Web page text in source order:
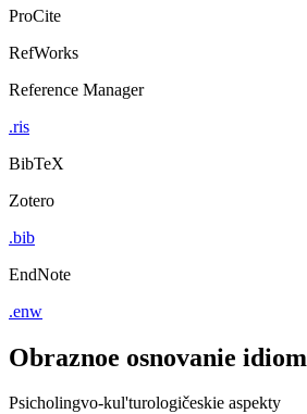
ProCite
RefWorks
Reference Manager
.ris
BibTeX
Zotero
.bib
EndNote
.enw
Obraznoe osnovanie idiom
Psicholingvo-kul'turologičeskie aspekty